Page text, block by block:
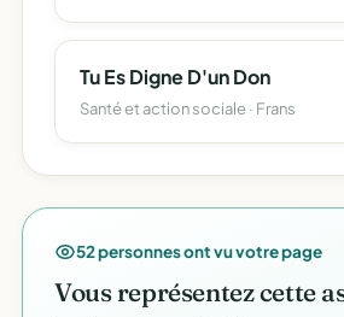
Tu Es Digne D'un Don
Santé et action sociale · Frans
52 personnes ont vu votre page
Vous représentez cette